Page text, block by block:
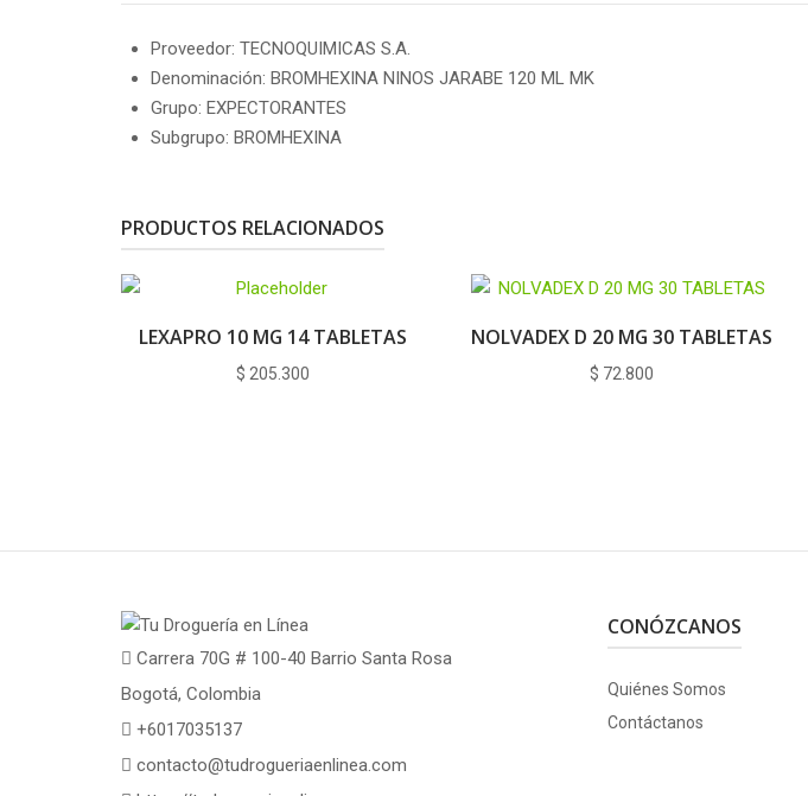
Proveedor: TECNOQUIMICAS S.A.
Denominación: BROMHEXINA NINOS JARABE 120 ML MK
Grupo: EXPECTORANTES
Subgrupo: BROMHEXINA
PRODUCTOS RELACIONADOS
LEXAPRO 10 MG 14 TABLETAS
$ 205.300
NOLVADEX D 20 MG 30 TABLETAS
$ 72.800
Carrera 70G # 100-40 Barrio Santa Rosa
Bogotá, Colombia
+6017035137
contacto@tudrogueriaenlinea.com
CONÓZCANOS
Quiénes Somos
Contáctanos